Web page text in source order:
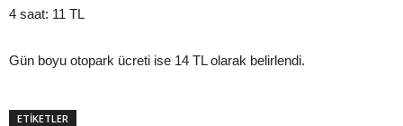
4 saat: 11 TL
Gün boyu otopark ücreti ise 14 TL olarak belirlendi.
ETİKETLER